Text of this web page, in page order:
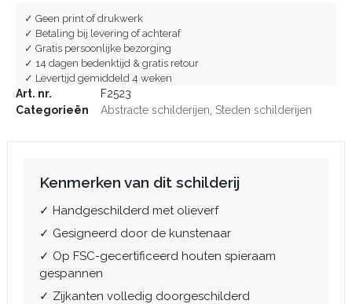
✓ Geen print of drukwerk
✓ Betaling bij levering of achteraf
✓ Gratis persoonlijke bezorging
✓ 14 dagen bedenktijd & gratis retour
✓ Levertijd gemiddeld 4 weken
Art. nr.
F2523
Categorieën
Abstracte schilderijen Steden schilderijen
Kenmerken van dit schilderij
✓ Handgeschilderd met olieverf
✓ Gesigneerd door de kunstenaar
✓ Op FSC-gecertificeerd houten spieraam
gespannen
✓ Zijkanten volledig doorgeschilderd